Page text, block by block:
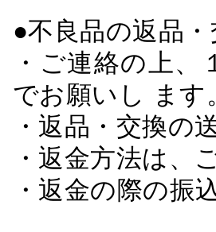
●不良品の返品
・ご連絡の上
でお願いし ます
・返品・交換の
・返金方法は、
・返金の際の振